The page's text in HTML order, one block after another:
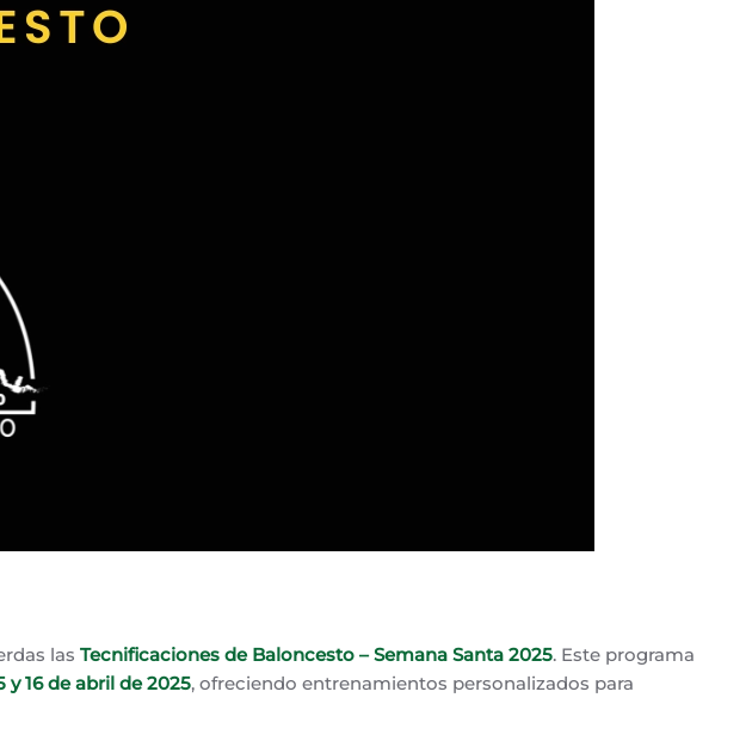
las Tecnificaciones de Baloncesto – Semana Santa 2025. Este programa
y 16 de abril de 2025, ofreciendo entrenamientos personalizados para